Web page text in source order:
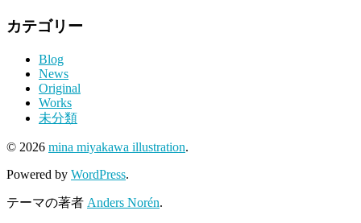
カテゴリー
Blog
News
Original
Works
未分類
© 2026 mina miyakawa illustration.
Powered by WordPress.
テーマの著者 Anders Norén.